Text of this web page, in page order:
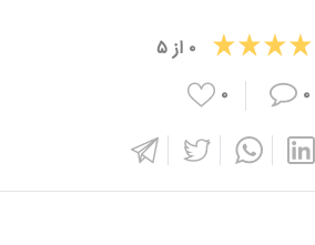
۰ از۵
۰
۰